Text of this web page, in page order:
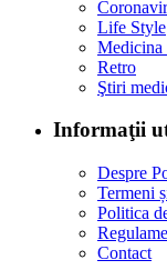
Life Style
Medicina
Retro
Ştiri
Informaţii
Despre
Termeni
Politica
Contact